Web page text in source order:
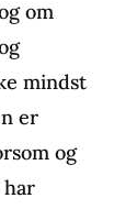
om
mindst
er
og